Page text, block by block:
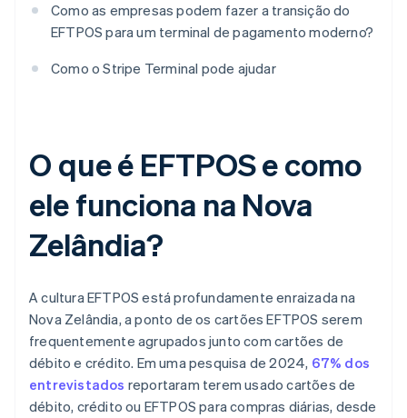
Como as empresas podem fazer a transição do
EFTPOS para um terminal de pagamento moderno?
Como o Stripe Terminal pode ajudar
O que é EFTPOS e como
ele funciona na Nova
Zelândia?
A cultura EFTPOS está profundamente enraizada na
Nova Zelândia, a ponto de os cartões EFTPOS serem
frequentemente agrupados junto com cartões de
débito e crédito. Em uma pesquisa de 2024, 67% dos
entrevistados reportaram terem usado cartões de
débito, crédito ou EFTPOS para compras diárias, desde